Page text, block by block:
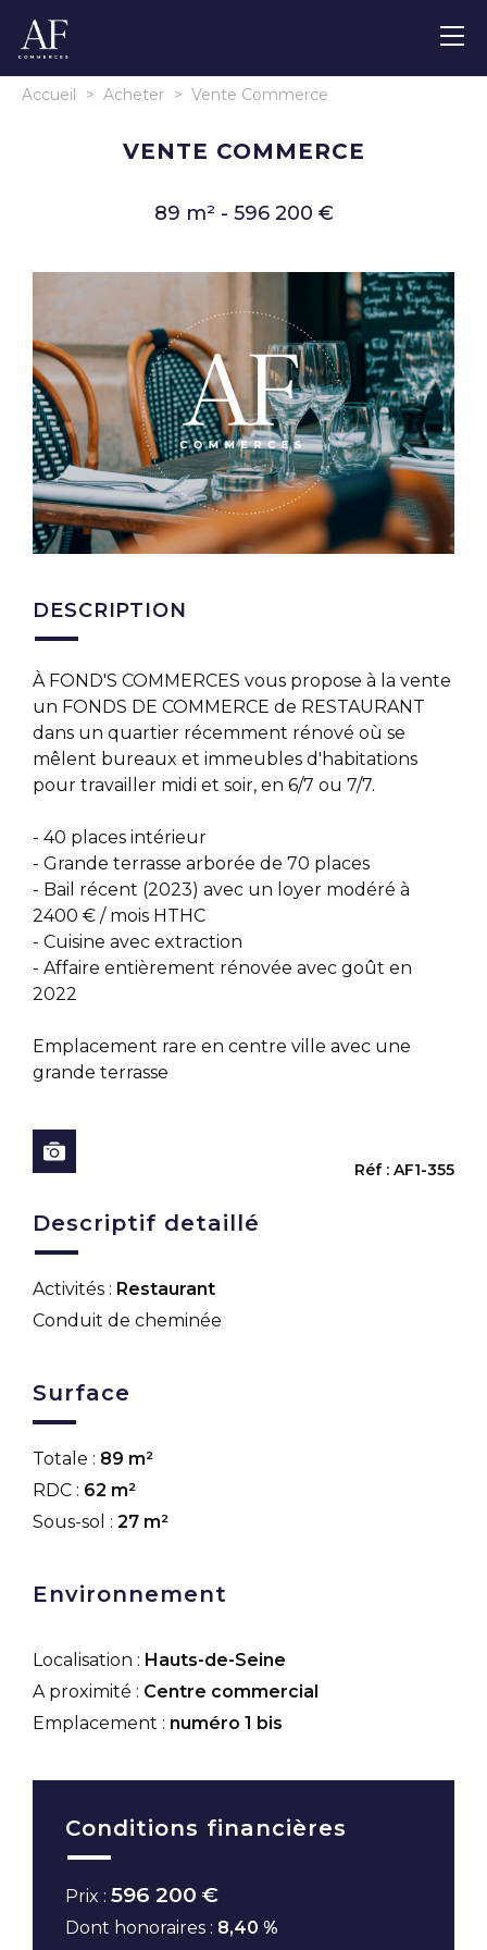
Accueil > Acheter > Vente Commerce
VENTE COMMERCE
89 m² - 596 200 €
DESCRIPTION
À FOND'S COMMERCES vous propose à la vente
un FONDS DE COMMERCE de RESTAURANT
dans un quartier récemment rénové où se
mêlent bureaux et immeubles d'habitations
pour travailler midi et soir, en 6/7 ou 7/7.
- 40 places intérieur
- Grande terrasse arborée de 70 places
- Bail récent (2023) avec un loyer modéré à
2400 € / mois HTHC
- Cuisine avec extraction
- Affaire entièrement rénovée avec goût en
2022
Emplacement rare en centre ville avec une
grande terrasse
Réf : AF1-355
Descriptif detaillé
Activités : Restaurant
Conduit de cheminée
Surface
Totale : 89 m²
RDC : 62 m²
Sous-sol : 27 m²
Environnement
Localisation : Hauts-de-Seine
A proximité : Centre commercial
Emplacement : numéro 1 bis
Conditions financières
Prix : 596 200 €
Dont honoraires : 8,40 %